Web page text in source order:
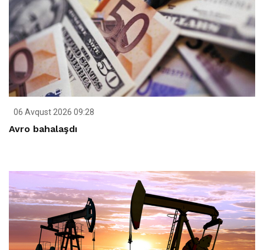
06 Avqust 2026 09:28
Avro bahalaşdı